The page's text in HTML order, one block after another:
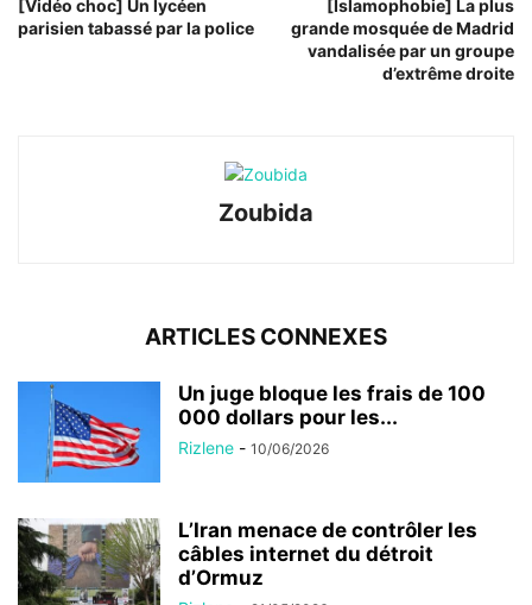
[Vidéo choc] Un lycéen
parisien tabassé par la police
[Islamophobie] La plus
grande mosquée de Madrid
vandalisée par un groupe
d’extrême droite
Zoubida
ARTICLES CONNEXES
Un juge bloque les frais de 100
000 dollars pour les...
Rizlene - 10/06/2026
L’Iran menace de contrôler les
câbles internet du détroit
d’Ormuz